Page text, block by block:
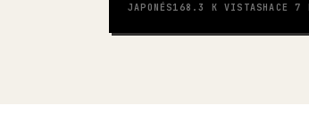
JAPONÉS168.3 K VISTASHACE 7